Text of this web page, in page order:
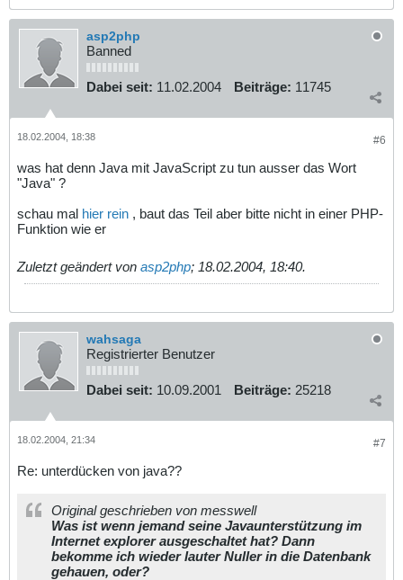
asp2php
Banned
Dabei seit: 11.02.2004 Beiträge: 11745
#6
18.02.2004, 18:38
was hat denn Java mit JavaScript zu tun ausser das Wort
"Java" ?
schau mal hier rein , baut das Teil aber bitte nicht in einer PHP-
Funktion wie er
Zuletzt geändert von asp2php; 18.02.2004, 18:40.
wahsaga
Registrierter Benutzer
Dabei seit: 10.09.2001 Beiträge: 25218
#7
18.02.2004, 21:34
Re: unterdücken von java??
Original geschrieben von messwell
Was ist wenn jemand seine Javaunterstützung im
Internet explorer ausgeschaltet hat? Dann
bekomme ich wieder lauter Nuller in die Datenbank
gehauen, oder?